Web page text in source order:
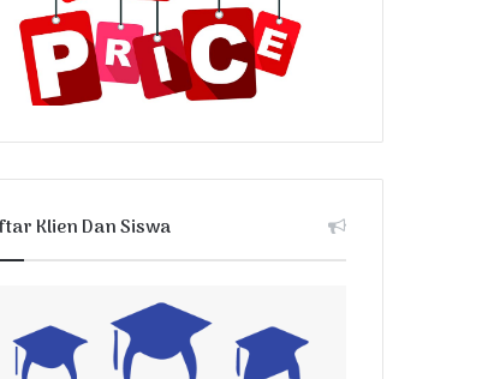
Klien Dan Siswa